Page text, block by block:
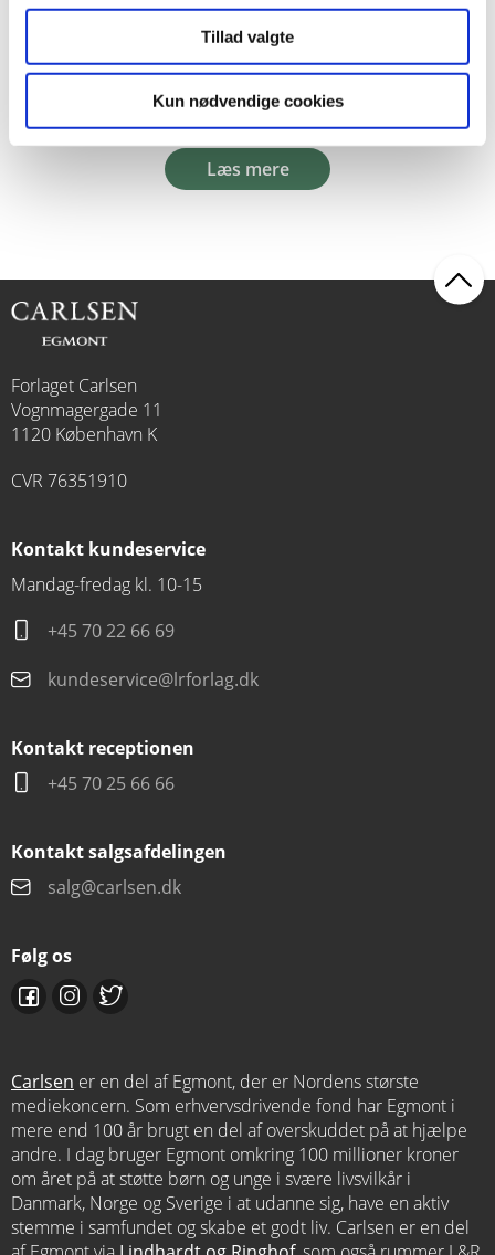
Tillad valgte
Kun nødvendige cookies
Læs mere
Forlaget Carlsen
Vognmagergade 11
1120 København K
CVR 76351910
Kontakt kundeservice
Mandag-fredag kl. 10-15
+45 70 22 66 69
kundeservice@lrforlag.dk
Kontakt receptionen
+45 70 25 66 66
Kontakt salgsafdelingen
salg@carlsen.dk
Følg os
Carlsen er en del af Egmont, der er Nordens største
mediekoncern. Som erhvervsdrivende fond har Egmont i
mere end 100 år brugt en del af overskuddet på at hjælpe
andre. I dag bruger Egmont omkring 100 millioner kroner
om året på at støtte børn og unge i svære livsvilkår i
Danmark, Norge og Sverige i at udanne sig, have en aktiv
stemme i samfundet og skabe et godt liv. Carlsen er en del